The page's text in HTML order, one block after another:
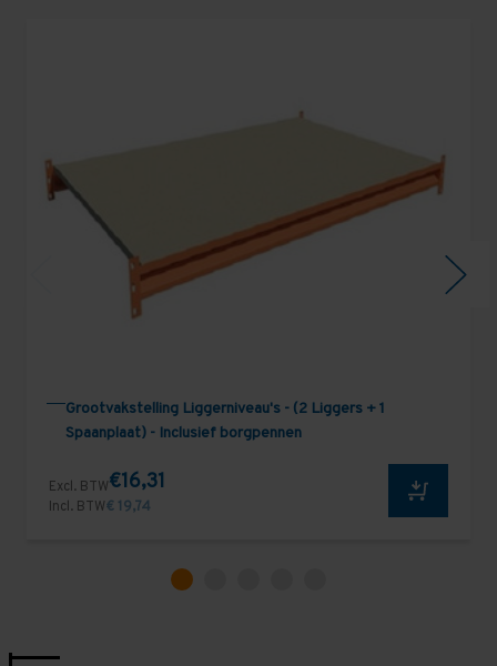
Grootvakstelling Liggerniveau's - (2 Liggers + 1
Spaanplaat) - Inclusief borgpennen
Excl. BTW€16,31
Incl. BTW€ 19,74